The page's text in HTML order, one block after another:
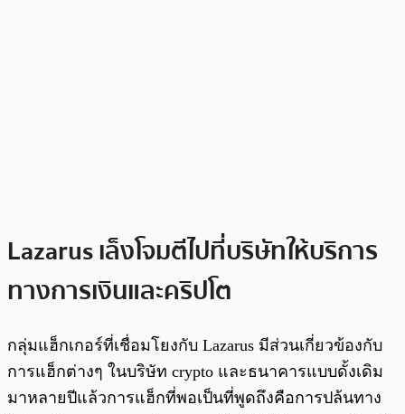
Lazarus เล็งโจมตีไปที่บริษัทให้บริการ
ทางการเงินและคริปโต
กลุ่มแฮ็กเกอร์ที่เชื่อมโยงกับ Lazarus มีส่วนเกี่ยวข้องกับ
การแฮ็กต่างๆ ในบริษัท crypto และธนาคารแบบดั้งเดิม
มาหลายปีแล้วการแฮ็กที่พอเป็นที่พูดถึงคือการปล้นทาง